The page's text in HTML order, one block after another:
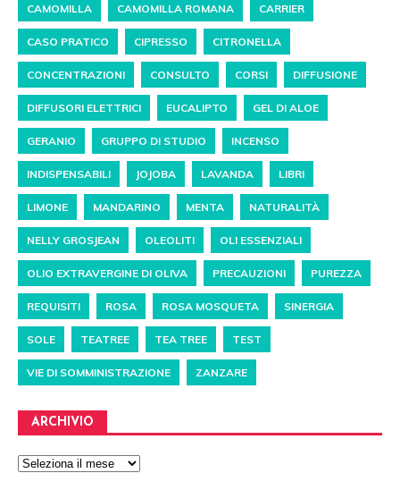
CAMOMILLA CAMOMILLA ROMANA CARRIER
CASO PRATICO CIPRESSO CITRONELLA
CONCENTRAZIONI CONSULTO CORSI DIFFUSIONE
DIFFUSORI ELETTRICI EUCALIPTO GEL DI ALOE
GERANIO GRUPPO DI STUDIO INCENSO
INDISPENSABILI JOJOBA LAVANDA LIBRI
LIMONE MANDARINO MENTA NATURALITÀ
NELLY GROSJEAN OLEOLITI OLI ESSENZIALI
OLIO EXTRAVERGINE DI OLIVA PRECAUZIONI PUREZZA
REQUISITI ROSA ROSA MOSQUETA SINERGIA
SOLE TEATREE TEA TREE TEST
VIE DI SOMMINISTRAZIONE ZANZARE
ARCHIVIO